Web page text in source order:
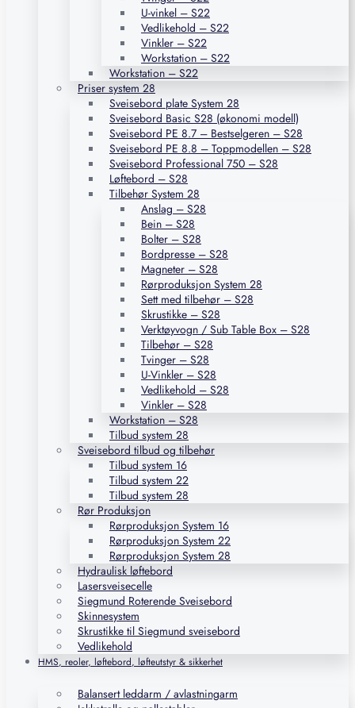
U-vinkel – S22
Vedlikehold – S22
Vinkler – S22
Workstation – S22
Workstation – S22
Priser system 28
Sveisebord plate System 28
Sveisebord Basic S28 (økonomi modell)
Sveisebord PE 8.7 – Bestselgeren – S28
Sveisebord PE 8.8 – Toppmodellen – S28
Sveisebord Professional 750 – S28
Løftebord – S28
Tilbehør System 28
Anslag – S28
Bein – S28
Bolter – S28
Bordpresse – S28
Magneter – S28
Rørproduksjon System 28
Sett med tilbehør – S28
Skrustikke – S28
Verktøyvogn / Sub Table Box – S28
Tilbehør – S28
Tvinger – S28
U-Vinkler – S28
Vedlikehold – S28
Vinkler – S28
Workstation – S28
Tilbud system 28
Sveisebord tilbud og tilbehør
Tilbud system 16
Tilbud system 22
Tilbud system 28
Rør Produksjon
Rørproduksjon System 16
Rørproduksjon System 22
Rørproduksjon System 28
Hydraulisk løftebord
Lasersveisecelle
Siegmund Roterende Sveisebord
Skinnesystem
Skrustikke til Siegmund sveisebord
Vedlikehold
HMS, reoler, løftebord, løfteutstyr & sikkerhet
Balansert leddarm / avlastningarm